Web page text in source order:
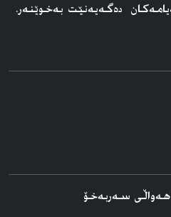
دەگەیەنێت بەخوێنەر.
سه‌ربه‌خۆ